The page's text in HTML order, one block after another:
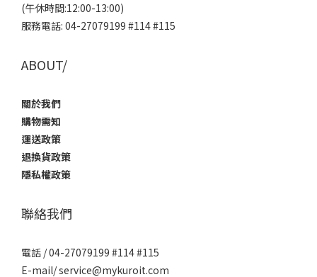
(午休時間:12:00-13:00)
服務電話: 04-27079199 #114 #115
ABOUT/
關於我們
購物需知
運送政策
退換貨政策
隱私權政策
聯絡我們
電話 / 04-27079199 #114 #115
E-mail/ service@mykuroit.com